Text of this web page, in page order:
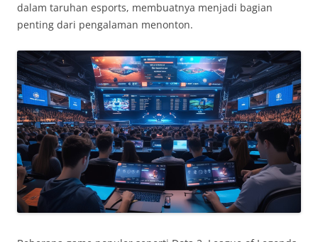
dalam taruhan esports, membuatnya menjadi bagian
penting dari pengalaman menonton.